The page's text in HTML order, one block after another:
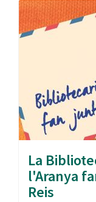
La
l'Aranya
Reis